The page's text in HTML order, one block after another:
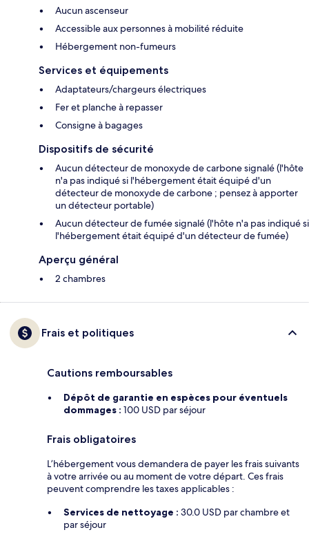
Aucun ascenseur
Accessible aux personnes à mobilité réduite
Hébergement non-fumeurs
Services et équipements
Adaptateurs/chargeurs électriques
Fer et planche à repasser
Consigne à bagages
Dispositifs de sécurité
Aucun détecteur de monoxyde de carbone signalé (l'hôte
n'a pas indiqué si l'hébergement était équipé d'un
détecteur de monoxyde de carbone ; pensez à apporter
un détecteur portable)
Aucun détecteur de fumée signalé (l'hôte n'a pas indiqué si
l'hébergement était équipé d'un détecteur de fumée)
Aperçu général
2 chambres
Frais et politiques
Cautions remboursables
Dépôt de garantie en espèces pour éventuels
dommages : 100 USD par séjour
Frais obligatoires
L’hébergement vous demandera de payer les frais suivants
à votre arrivée ou au moment de votre départ. Ces frais
peuvent comprendre les taxes applicables :
Services de nettoyage : 30.0 USD par chambre et
par séjour